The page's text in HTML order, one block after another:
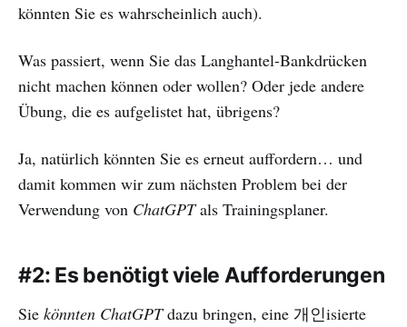
könnten Sie es wahrscheinlich auch).
Was passiert, wenn Sie das Langhantel-Bankdrücken
nicht machen können oder wollen? Oder jede andere
Übung, die es aufgelistet hat, übrigens?
Ja, natürlich könnten Sie es erneut auffordern… und
damit kommen wir zum nächsten Problem bei der
Verwendung von ChatGPTals Trainingsplaner.
#2: Es benötigt viele Aufforderungen
Sie könnten ChatGPTdazu bringen, eine 개인isierte